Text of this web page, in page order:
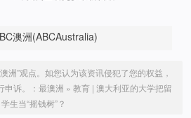
澳洲(ABCAustralia)
洲”观点。如您认为该资讯侵犯了您的权益，
诉。： 最澳洲 » 教育 | 澳大利亚的大学把留
学生当“摇钱树”？